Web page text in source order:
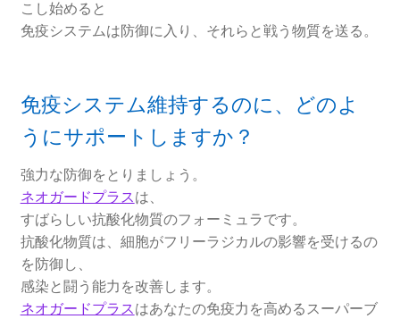
こし始めると
免疫システムは防御に入り、それらと戦う物質を送る。
免疫システム維持するのに、どのよ
うにサポートしますか？
強力な防御をとりましょう。
ネオガードプラスは、
すばらしい抗酸化物質のフォーミュラです。
抗酸化物質は、細胞がフリーラジカルの影響を受けるの
を防御し、
感染と闘う能力を改善します。
ネオガードプラスはあなたの免疫力を高めるスーパーブ